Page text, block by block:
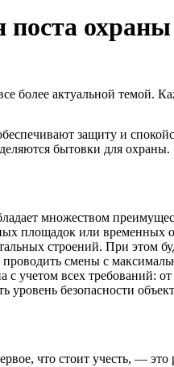
более актуальной темой.
защиту и
бытовки для охраны.
множеством
площадок или временных
строений. При этом
смены с
учетом всех требований:
безопасности
что стоит учесть, —